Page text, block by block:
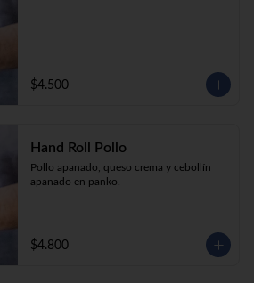
$4.500
Hand Roll Pollo
Pollo apanado, queso crema y cebollín
apanado en panko.
$4.800